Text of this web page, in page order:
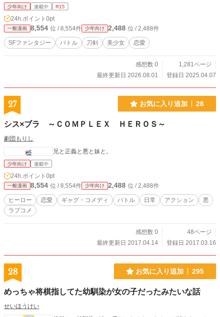
少年向け 連載中 R15
24h.ポイント 0pt
一般漫画 8,554 位 / 8,554件 少年向け 2,488 位 / 2,488件
SFファンタジー バトル 刀剣 美少女 恋愛
感想数 0
1,281ページ
最終更新日 2026.08.01
登録日 2025.04.07
27 お気に入り追加 28
シス×ブラ ～ＣＯＭＰＬＥＸ ＨＥＲＯＳ～
劇団もりし
兄と正義と悪と妹と。
少年向け 連載中
24h.ポイント 0pt
一般漫画 8,554 位 / 8,554件 少年向け 2,488 位 / 2,488件
ヒーロー 恋愛 ギャグ・コメディ バトル 日常 アクション
悪
ラブコメ
感想数 0
48ページ
最終更新日 2017.04.14
登録日 2017.03.16
28 お気に入り追加 295
めっちゃ将棋指してた幼馴染が女の子だったみたいな話
せいほうけい